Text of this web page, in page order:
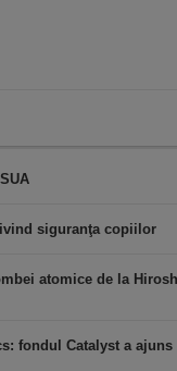
siguranţa copiilor
atomice de la
fondul Catalyst a ajuns